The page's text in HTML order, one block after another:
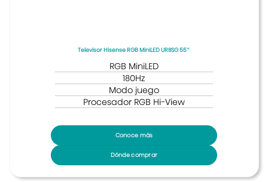
Televisor Hisense RGB MiniLED UR8SG 55″
RGB MiniLED
180Hz
Modo juego
Procesador RGB Hi-View
Conoce más
Dónde comprar